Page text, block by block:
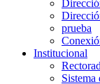
prueba
Institucional